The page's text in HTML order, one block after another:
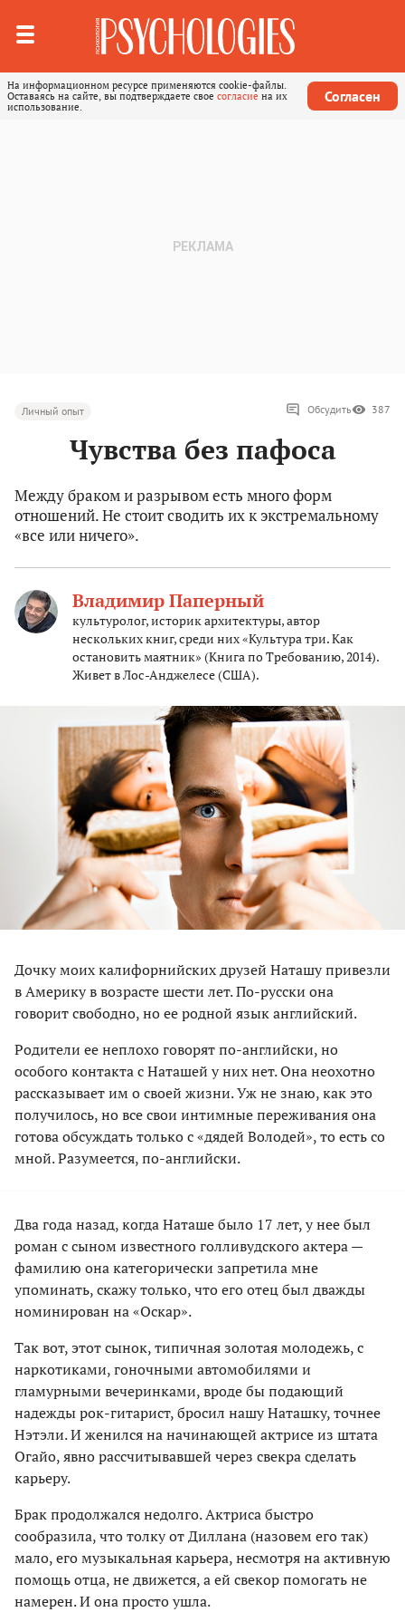
На информационном ресурсе применяются cookie-файлы.
Оставаясь на сайте, вы подтверждаете свое согласие на их
использование.
Согласен
Личный опыт Обсудить 387
Чувства без пафоса
Между браком и разрывом есть много форм
отношений. Не стоит сводить их к экстремальному
«все или ничего».
Владимир Паперный
культуролог, историк архитектуры, автор
нескольких книг, среди них «Культура три. Как
остановить маятник» (Книга по Требованию, 2014).
Живет в Лос-Анджелесе (США).
Дочку моих калифорнийских друзей Наташу привезли
в Америку в возрасте шести лет. По-русски она
говорит свободно, но ее родной язык английский.
Родители ее неплохо говорят по-английски, но
особого контакта с Наташей у них нет. Она неохотно
рассказывает им о своей жизни. Уж не знаю, как это
получилось, но все свои интимные переживания она
готова обсуждать только с «дядей Володей», то есть со
мной. Разумеется, по-английски.
Два года назад, когда Наташе было 17 лет, у нее был
роман с сыном известного голливудского актера —
фамилию она категорически запретила мне
упоминать, скажу только, что его отец был дважды
номинирован на «Оскар».
Так вот, этот сынок, типичная золотая молодежь, с
наркотиками, гоночными автомобилями и
гламурными вечеринками, вроде бы подающий
надежды рок-гитарист, бросил нашу Наташку, точнее
Нэтэли. И женился на начинающей актрисе из штата
Огайо, явно рассчитывавшей через свекра сделать
карьеру.
Брак продолжался недолго. Актриса быстро
сообразила, что толку от Диллана (назовем его так)
мало, его музыкальная карьера, несмотря на активную
помощь отца, не движется, а ей свекор помогать не
намерен. И она просто ушла.